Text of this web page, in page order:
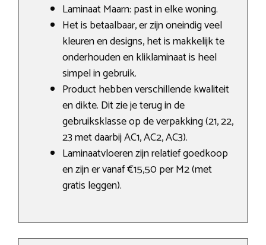
Laminaat Maarn: past in elke woning.
Het is betaalbaar, er zijn oneindig veel
kleuren en designs, het is makkelijk te
onderhouden en kliklaminaat is heel
simpel in gebruik.
Product hebben verschillende kwaliteit
en dikte. Dit zie je terug in de
gebruiksklasse op de verpakking (21, 22,
23 met daarbij AC1, AC2, AC3).
Laminaatvloeren zijn relatief goedkoop
en zijn er vanaf €15,50 per M2 (met
gratis leggen).